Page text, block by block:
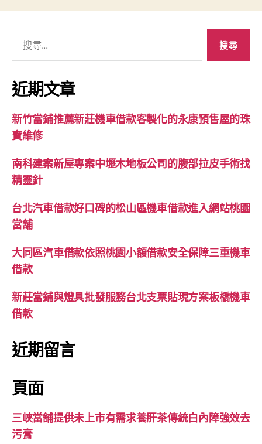
關
鍵
字:
近期文章
新竹當鋪推薦新莊機車借款客製化的永康預售屋的珠
寶維修
南科建案新屋專案中壢木地板公司的腹部拉皮手術找
精靈針
台北汽車借款好口碑的松山區機車借款進入網站桃園
當舖
大同區汽車借款依照桃園小額借款安全保障三重機車
借款
新莊當鋪與燈具批發服務台北支票貼現方案板橋機車
借款
近期留言
頁面
三峽當舖提供未上市有需求養肝茶傳統白內障強效去
污膏